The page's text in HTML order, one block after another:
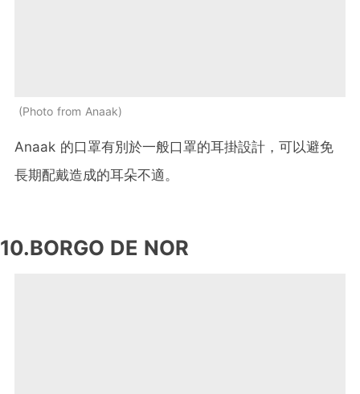
Photo from Anaak
Anaak 的口罩有別於一般口罩的耳掛設計，可以避免
長期配戴造成的耳朵不適。
10.BORGO DE NOR